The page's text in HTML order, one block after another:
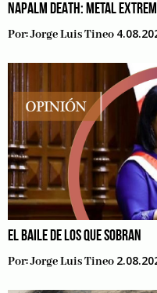
NAPALM DEATH: METAL
Por:Jorge Luis Tineo
EL BAILE DE LOS QUE SOBRAN
Por:Jorge Luis Tineo